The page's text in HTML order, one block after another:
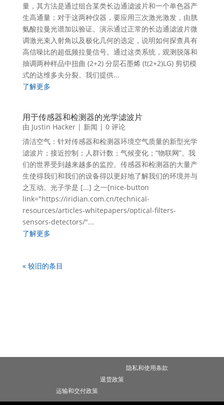
量，其方法是通过组合某类长边通滤波片和一个单色器产
生高通量；对于这两种仪器，要应用三次激光激发，由胱
氨酸拉曼光谱加以验证。演示通过正常的长边通滤波片微
调激光束入射角以及极化几何的选定，说明如何探查具有
高信噪比的超低频拉曼信号。通过这类系统，观测脱落和
抽调两种样品中扭曲 (2+2) 分层石墨烯 (t(2+2)LG) 剪切模
式的达维多夫分裂。我们提供...
了解更多
用于传感器和检测器的光学滤波片
由 Justin Hacker| 新闻 | 0 评论
清洁空气：针对传感器和检测器环境空气质量的新型光学
滤波片；接近控制；人群计数；气候变化；“物联网”。我
们的世界受到越来越多的监控。传感器和检测器的大量产
生使得我们和我们的设备得以更好地了解我们的环境并与
之互动。光子学是 [...] 之一[nice-button
link="https://iridian.com.cn/technical-
resources/articles-whitepapers/optical-filters-
sensors-detectors/"...
了解更多
« 较旧的条目
隐私和使用条款
退货政策
运输和交付政策